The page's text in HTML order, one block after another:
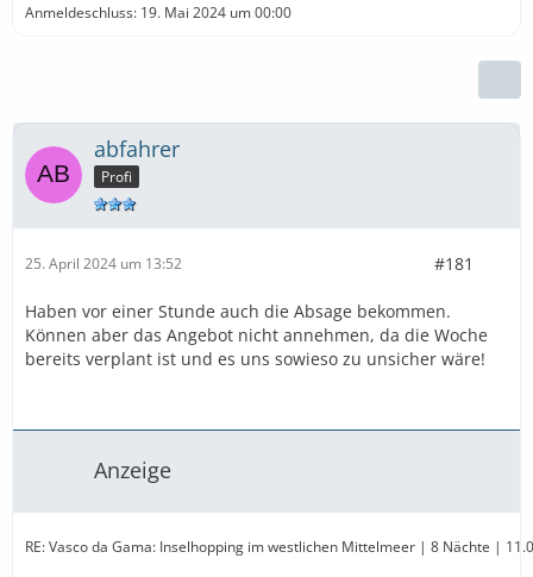
Anmeldeschluss: 19. Mai 2024 um 00:00
abfahrer
Profi
25. April 2024 um 13:52 #181
Haben vor einer Stunde auch die Absage bekommen.
Können aber das Angebot nicht annehmen, da die Woche
bereits verplant ist und es uns sowieso zu unsicher wäre!
Anzeige
RE: Vasco da Gama: Inselhopping im westlichen Mittelmeer | 8 Nächte |